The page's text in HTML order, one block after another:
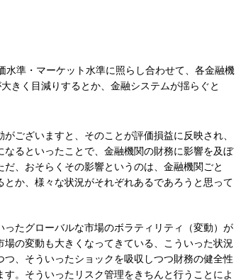
準・マーケット水準に照らし合わせて、各金融機
きく目減りするとか、金融システムが揺らぐと
ございますと、そのことが評価損益に反映され、
るといったことで、金融機関の財務に影響を及ぼ
、おそらくその影響というのは、金融機関ごと
か、様々な状況がそれぞれあるであろうと思って
たグローバルな市場のボラティリティ（変動）が
の変動も大きくなってきている、こういった状況
、そういったショックを吸収しつつ財務の健全性
。そういったリスク管理をきちんと行うことによ